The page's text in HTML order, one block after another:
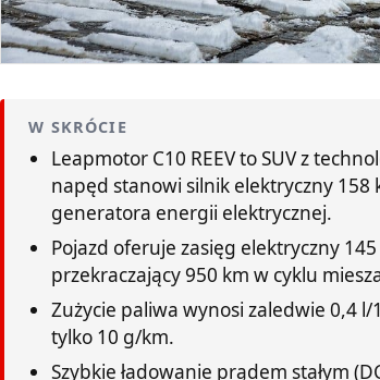
W SKRÓCIE
Leapmotor C10 REEV to SUV z
napęd stanowi silnik elektryczny 158
generatora energii elektrycznej.
Pojazd oferuje zasięg elektryczny
przekraczający 950 km w cyklu
Zużycie paliwa wynosi zaledwie 0,4
tylko 10 g/km.
Szybkie ładowanie prądem stałym